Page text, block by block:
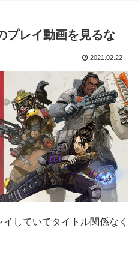
プレイ動画を見るな
2021.02.22
していてタイトル関係なく